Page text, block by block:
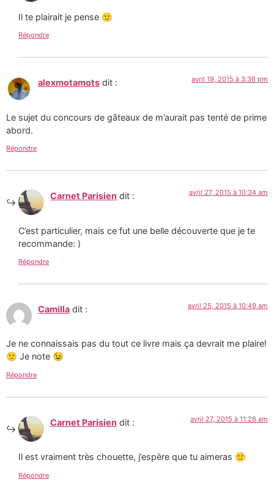
Il te plairait je pense 🙂
Répondre
alexmotamots dit : avril 19, 2015 à 3:36 pm
Le sujet du concours de gâteaux de m’aurait pas tenté de prime
abord.
Répondre
Carnet Parisien dit : avril 27, 2015 à 10:34 am
C’est particulier, mais ce fut une belle découverte que je te
recommande: )
Répondre
Camilla dit : avril 25, 2015 à 10:49 am
Je ne connaissais pas du tout ce livre mais ça devrait me plaire!
🙂 Je note 😉
Répondre
Carnet Parisien dit : avril 27, 2015 à 11:26 am
Il est vraiment très chouette, j’espère que tu aimeras 🙂
Répondre